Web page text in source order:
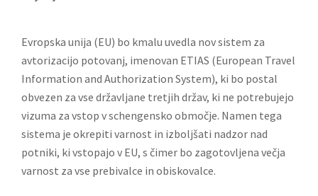
Evropska unija (EU) bo kmalu uvedla nov sistem za
avtorizacijo potovanj, imenovan ETIAS (European Travel
Information and Authorization System), ki bo postal
obvezen za vse državljane tretjih držav, ki ne potrebujejo
vizuma za vstop v schengensko območje. Namen tega
sistema je okrepiti varnost in izboljšati nadzor nad
potniki, ki vstopajo v EU, s čimer bo zagotovljena večja
varnost za vse prebivalce in obiskovalce.